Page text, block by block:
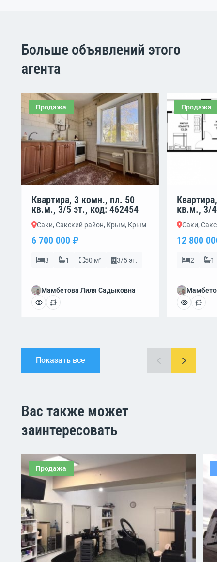
Больше объявлений этого
агента
Продажа
Квартира, 3 комн., пл. 50
кв.м., 3/5 эт., код: 462454
Саки, Сакский район, Крым, Крым
6 700 000 ₽
3 1 50 м² 3/5 эт.
Мамбетова Лиля Садыковна
Продажа
кв.м., 3/
Саки,
12 800
2 1
Показать все
Вас также может
заинтересовать
Продажа